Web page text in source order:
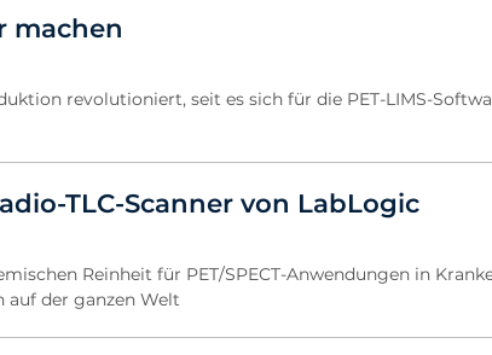
machen
revolutioniert, seit es sich für die PET-LIMS-
TLC-Scanner von LabLogic
Reinheit für PET/SPECT-Anwendungen in
auf der ganzen Welt